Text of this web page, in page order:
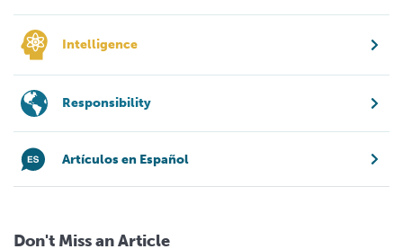
Intelligence
Responsibility
Artículos en Español
Don't Miss an Article